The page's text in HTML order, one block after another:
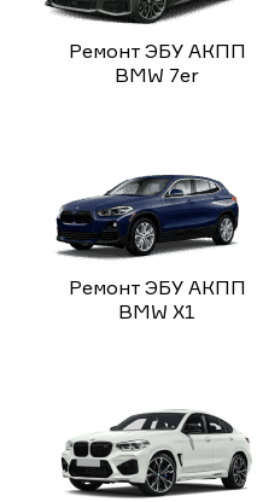
Ремонт ЭБУ АКПП
BMW 7er
Ремонт ЭБУ АКПП
BMW X1